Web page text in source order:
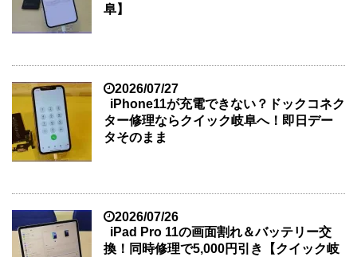
阜】
2026/07/27
iPhone11が充電できない？ドックコネク
ター修理ならクイック岐阜へ！即日デー
タそのまま
2026/07/26
iPad Pro 11の画面割れ＆バッテリー交
換！同時修理で5,000円引き【クイック岐